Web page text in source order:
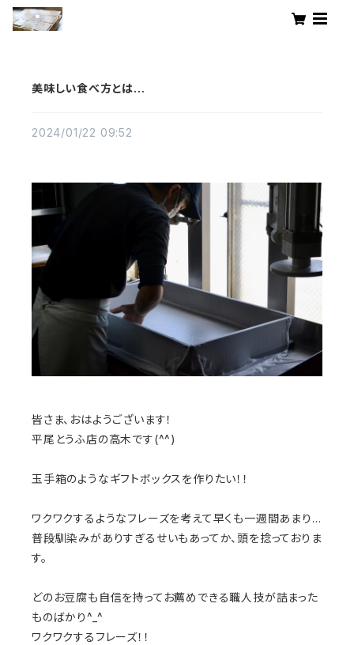
美味しい食べ方とは…
2024/01/22 09:52
皆さま、おはようございます！
平尾とうふ店の高木です(^^)
玉手箱のようなギフトボックスを作りたい！！
ワクワクするようなフレーズを考えて早くも一週間あまり…
普段馴染みがありすぎるせいもあってか、頭を捻っておりま
す。
どのお豆腐も自信を持ってお薦めできる職人技が詰まった
ものばかり^_^
ワクワクするフレーズ！！